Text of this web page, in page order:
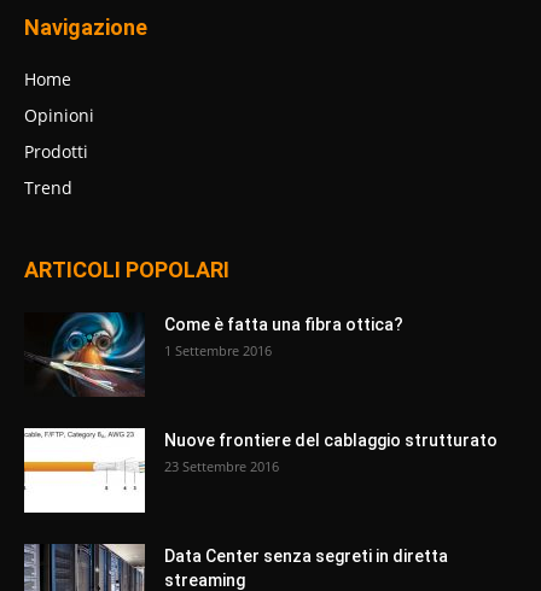
Navigazione
Home
Opinioni
Prodotti
Trend
ARTICOLI POPOLARI
Come è fatta una fibra ottica?
1 Settembre 2016
Nuove frontiere del cablaggio strutturato
23 Settembre 2016
Data Center senza segreti in diretta
streaming